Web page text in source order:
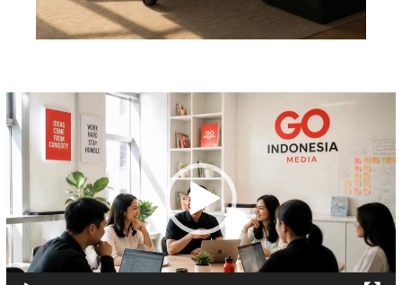
Pemutar
Video